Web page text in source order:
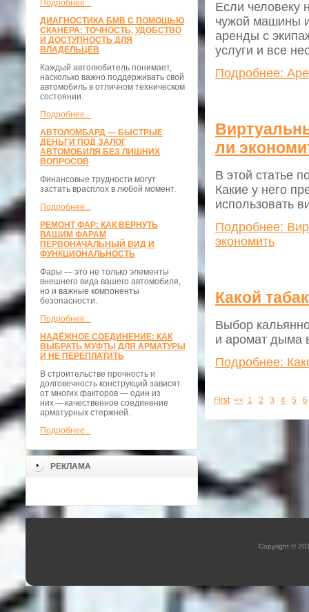
Подробнее...
ДИАГНОСТИКА БМВ С ПОМОЩЬЮ
СКАНЕРА: ТОЧНОСТЬ, УДОБСТВО
И ДОСТУПНОСТЬ ДЛЯ
ВЛАДЕЛЬЦЕВ
Каждый автолюбитель понимает,
насколько важно поддерживать свой
автомобиль в отличном техническом
состоянии.
Подробнее...
АВТОЛОМБАРД — БЫСТРЫЕ
ДЕНЬГИ ПОД ЗАЛОГ
АВТОМОБИЛЯ БЕЗ ЛИШНИХ
ВОПРОСОВ
Финансовые трудности могут
застать врасплох в любой момент.
Подробнее...
РЕМОНТ ФАР: КАК ВЕРНУТЬ
ВАШИМ ФАРАМ
ПЕРВОНАЧАЛЬНЫЙ ВИД И
ФУНКЦИОНАЛЬНОСТЬ
Фары — это не только элементы
внешнего вида вашего автомобиля,
но и важные компоненты
безопасности.
Подробнее...
НАДЁЖНОЕ СОЕДИНЕНИЕ: КАК
ВЫБРАТЬ МУФТЫ ДЛЯ АРМАТУРЫ
И НЕ ПЕРЕПЛАТИТЬ
В строительстве прочность и
долговечность конструкций зависят
от многих факторов — один из
них — качественное соединение
арматурных стержней.
Подробнее...
РЕКЛАМА
Если человеку
чужой машины и
аренды с
услуги и все
Подробнее:
ли
В этой статье
Какие у него
использовать
Подробнее:
экономить
Какой
Выбор
и аромат дыма
Подробнее:
First << 1 2 3 4 5 6
Copyright ©